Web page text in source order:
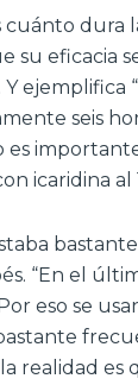
dura
su eficacia
ejemplifica
seis
es
icaridina
“En el
eso se
realidad